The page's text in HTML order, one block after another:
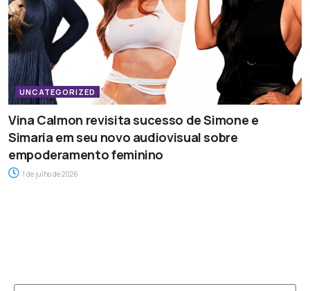
UNCATEGORIZED
Vina Calmon revisita sucesso de Simone e
Simaria em seu novo audiovisual sobre
empoderamento feminino
1 de julho de 2026